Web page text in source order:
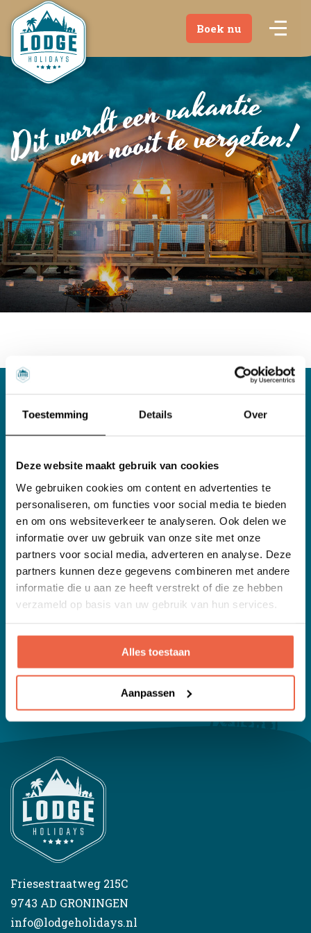
Toestemming Details Over
Deze website maakt gebruik van cookies
We gebruiken cookies om content en advertenties te
personaliseren, om functies voor social media te bieden
en om ons websiteverkeer te analyseren. Ook delen we
informatie over uw gebruik van onze site met onze
partners voor social media, adverteren en analyse. Deze
partners kunnen deze gegevens combineren met andere
informatie die u aan ze heeft verstrekt of die ze hebben
verzameld op basis van uw gebruik van hun services.
Alles toestaan
Aanpassen
Boek nu
Alle bestemmingen en lodges zijn met zorg
doorRink-Januitgezocht. Je kunt er dus op
vertrouwen dat Lodge Holidaysje een
onvergetelijke vakantie gaat bezorgen.
Friesestraatweg 215C
9743 AD GRONINGEN
info@lodgeholidays.nl